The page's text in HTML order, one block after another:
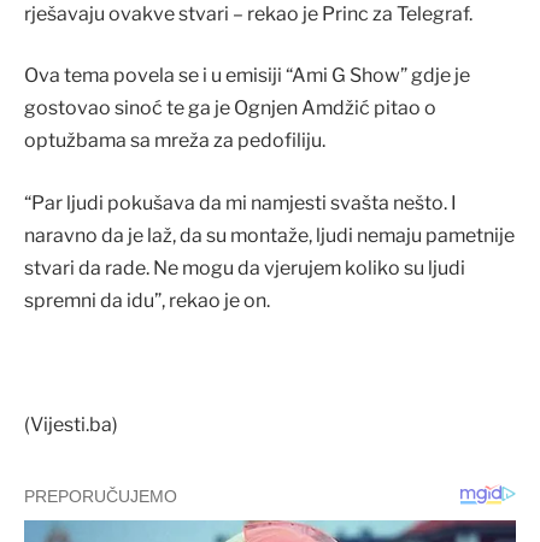
rješavaju ovakve stvari – rekao je Princ za Telegraf.
Ova tema povela se i u emisiji “Ami G Show” gdje je
gostovao sinoć te ga je Ognjen Amdžić pitao o
optužbama sa mreža za pedofiliju.
“Par ljudi pokušava da mi namjesti svašta nešto. I
naravno da je laž, da su montaže, ljudi nemaju pametnije
stvari da rade. Ne mogu da vjerujem koliko su ljudi
spremni da idu”, rekao je on.
(Vijesti.ba)